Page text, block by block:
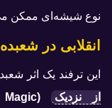
نوع شیشه‌ای ممکن
انقلابی در
این ترفند یک اثر
از نزدیک
(Close-Up Magic)